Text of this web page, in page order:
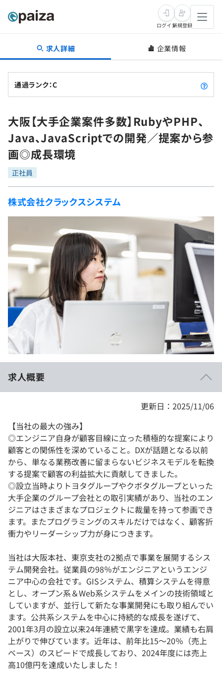
転職・キャリア
転職成功ガイド
転職エージェント
インタビュー
転職成功ガイド
新卒就活
求人検索
本選考
インターン
新卒エージェント
イベント・セミナー
インタビュー
就活成功ガイド
学習
問題集
4択課題
リファレンス
個人向けプラン
法人向けプラン
学校向けプラン
契約内容・クーポン
プログラミング言語
再チャレンジ結果一覧
ゲーム・マンガ
Tech Team Journal
note
paizaとは？
ログイン新規登録
求人詳細 企業情報
通過ランク：C
大阪【大手企業案件多数】RubyやPHP、
Java、JavaScriptでの開発／提案から参
画◎成長環境
正社員
株式会社クラックスシステム
求人概要
更新日：2025/11/06
【当社の最大の強み】
◎エンジニア自身が顧客目線に立った積極的な提案により
顧客との関係性を深めていること。DXが話題となる以前
から、単なる業務改善に留まらないビジネスモデルを転換
する提案で顧客の利益拡大に貢献してきました。
◎設立当時よりトヨタグループやクボタグループといった
大手企業のグループ会社との取引実績があり、当社のエン
ジニアはさまざまなプロジェクトに裁量を持って参画でき
ます。またプログラミングのスキルだけではなく、顧客折
衝力やリーダーシップ力が身につきます。
当社は大阪本社、東京支社の2拠点で事業を展開するシス
テム開発会社。従業員の98％がエンジニアというエンジ
ニア中心の会社です。GISシステム、積算システムを得意
とし、オープン系＆Web系システムをメインの技術領域と
していますが、並行して新たな事業開発にも取り組んでい
ます。公共系システムを中心に持続的な成長を遂げて、
2001年3月の設立以来24年連続で黒字を達成。業績も右肩
上がりで伸びています。近年は、前年比15～20％（売上
ベース）のスピードで成長しており、2024年度には売上
高10億円を達成いたしました！